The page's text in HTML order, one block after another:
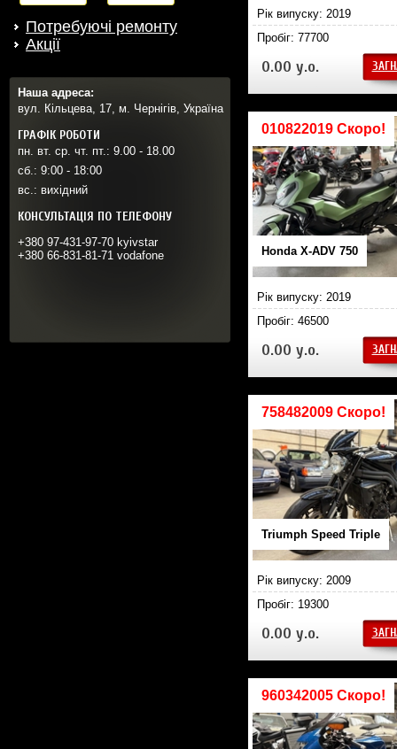
Рік випуску: 2019
Пробіг: 77700
0.00 у.о.
010822019 Скоро!
Honda X-ADV 750
Рік випуску: 2019
Пробіг: 46500
0.00 у.о.
758482009 Скоро!
Triumph Speed Triple
Рік випуску: 2009
Пробіг: 19300
0.00 у.о.
960342005 Скоро!
Потребуючі ремонту
Акції
Наша адреса:
вул. Кільцева, 17, м. Чернігів, Україна
ГРАФІК РОБОТИ
пн. вт. ср. чт. пт.: 9.00 - 18.00
сб.: 9:00 - 18:00
вс.: вихідний
КОНСУЛЬТАЦІЯ ПО ТЕЛЕФОНУ
+380 97-431-97-70 kyivstar
+380 66-831-81-71 vodafone